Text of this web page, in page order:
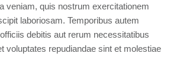
veniam, quis nostrum exercitationem
laboriosam. Temporibus autem
debitis aut rerum necessitatibus
voluptates repudiandae sint et molestiae